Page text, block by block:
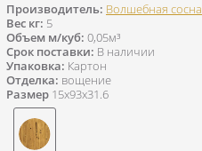
Производитель: Волшебная сосна
Вес кг: 5
Объем м/куб: 0,05м³
Срок поставки: В наличии
Упаковка: Картон
Отделка: вощение
Размер 15x93x31.6